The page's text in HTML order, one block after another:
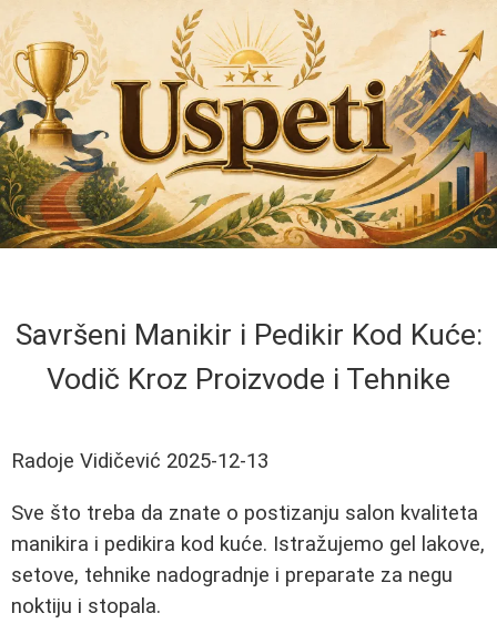
Savršeni Manikir i Pedikir Kod Kuće:
Vodič Kroz Proizvode i Tehnike
Radoje Vidičević 2025-12-13
Sve što treba da znate o postizanju salon kvaliteta
manikira i pedikira kod kuće. Istražujemo gel lakove,
setove, tehnike nadogradnje i preparate za negu
noktiju i stopala.